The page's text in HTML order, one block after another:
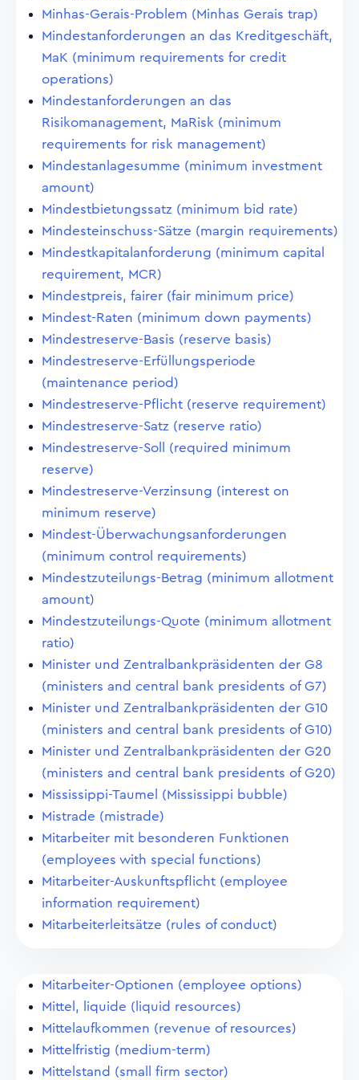
Minhas-Gerais-Problem (Minhas Gerais trap)
Mindestanforderungen an das Kreditgeschäft,
MaK (minimum requirements for credit
operations)
Mindestanforderungen an das
Risikomanagement, MaRisk (minimum
requirements for risk management)
Mindestanlagesumme (minimum investment
amount)
Mindestbietungssatz (minimum bid rate)
Mindesteinschuss-Sätze (margin requirements)
Mindestkapitalanforderung (minimum capital
requirement, MCR)
Mindestpreis, fairer (fair minimum price)
Mindest-Raten (minimum down payments)
Mindestreserve-Basis (reserve basis)
Mindestreserve-Erfüllungsperiode
(maintenance period)
Mindestreserve-Pflicht (reserve requirement)
Mindestreserve-Satz (reserve ratio)
Mindestreserve-Soll (required minimum
reserve)
Mindestreserve-Verzinsung (interest on
minimum reserve)
Mindest-Überwachungsanforderungen
(minimum control requirements)
Mindestzuteilungs-Betrag (minimum allotment
amount)
Mindestzuteilungs-Quote (minimum allotment
ratio)
Minister und Zentralbankpräsidenten der G8
(ministers and central bank presidents of G7)
Minister und Zentralbankpräsidenten der G10
(ministers and central bank presidents of G10)
Minister und Zentralbankpräsidenten der G20
(ministers and central bank presidents of G20)
Mississippi-Taumel (Mississippi bubble)
Mistrade (mistrade)
Mitarbeiter mit besonderen Funktionen
(employees with special functions)
Mitarbeiter-Auskunftspflicht (employee
information requirement)
Mitarbeiterleitsätze (rules of conduct)
Mitarbeiter-Optionen (employee options)
Mittel, liquide (liquid resources)
Mittelaufkommen (revenue of resources)
Mittelfristig (medium-term)
Mittelstand (small firm sector)